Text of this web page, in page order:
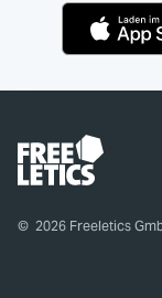
© 2026 Freeletics